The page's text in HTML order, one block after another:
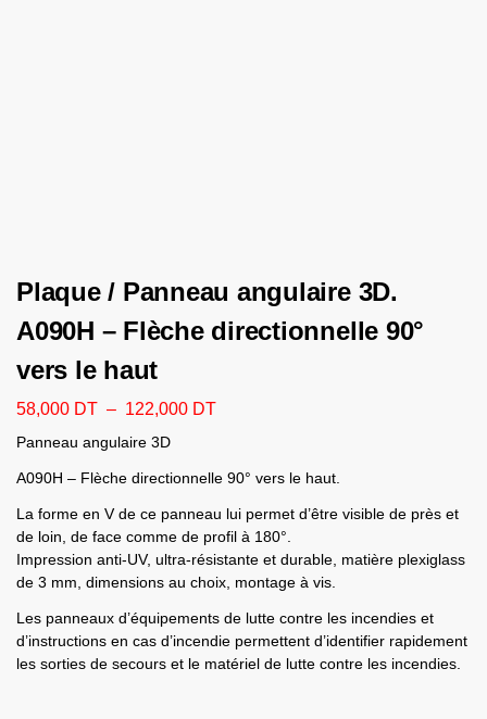
Plaque / Panneau angulaire 3D.
A090H – Flèche directionnelle 90°
vers le haut
58,000 DT – 122,000 DT
Panneau angulaire 3D
A090H – Flèche directionnelle 90° vers le haut.
La forme en V de ce panneau lui permet d’être visible de près et
de loin, de face comme de profil à 180°.
Impression anti-UV, ultra-résistante et durable, matière plexiglass
de 3 mm, dimensions au choix, montage à vis.
Les panneaux d’équipements de lutte contre les incendies et
d’instructions en cas d’incendie permettent d’identifier rapidement
les sorties de secours et le matériel de lutte contre les incendies.